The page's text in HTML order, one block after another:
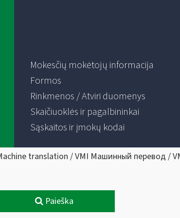
Mokesčių mokėtojų informacija
Formos
Rinkmenos / Atviri duomenys
Skaičiuoklės ir pagalbininkai
Sąskaitos ir įmokų kodai
translation / VMI Машинный перевод /
Paieška